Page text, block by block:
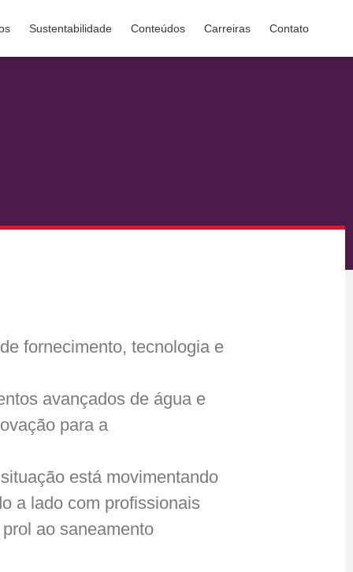
Sustentabilidade Conteúdos Carreiras Contato
fornecimento, tecnologia e
avançados de água e
para a
está movimentando
a lado com profissionais
ao saneamento